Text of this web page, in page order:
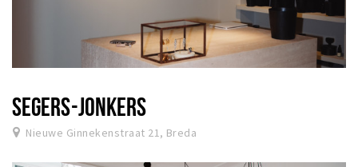
SEGERS-JONKERS
Nieuwe Ginnekenstraat 21, Breda